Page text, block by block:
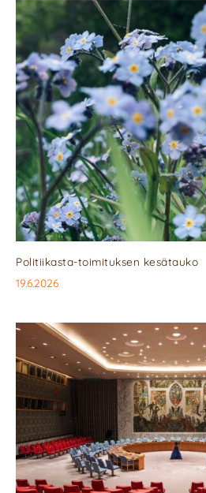
Politiikasta-toimituksen kesätauko
19.6.2026